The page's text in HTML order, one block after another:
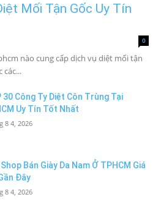
Mối Tận Gốc Uy Tín
0
nào cung cấp dịch vụ diệt mối tận
các...
30 Công Ty Diệt Côn Trùng Tại
Uy Tín Tốt Nhất
8 4, 2026
Bán Giày Da Nam Ở TPHCM Giá
Đây
8 4, 2026